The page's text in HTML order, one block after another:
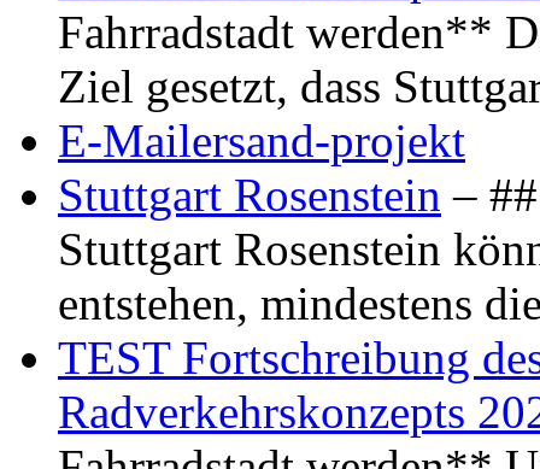
Fahrradstadt werden**
Ziel gesetzt, dass
E-Mailersand-projekt
Stuttgart Rosenstein –
Stuttgart Rosenstein
entstehen, mindestens
TEST Fortschreibung
Radverkehrskonzepts